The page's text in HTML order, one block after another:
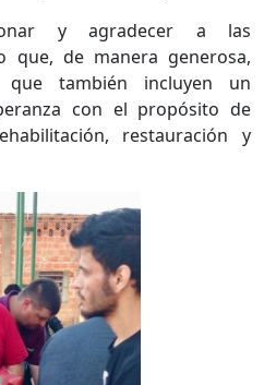
y agradecer a las
que, de manera generosa,
también incluyen un
con el propósito de
restauración y